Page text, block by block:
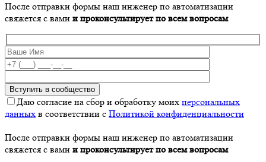
После отправки формы наш инженер по автоматизации
свяжется с вами и проконсультирует по всем вопросам
Даю согласие на сбор и обработку моих персональных
данных в соответствии с Политикой конфиденциальности
После отправки формы наш инженер по автоматизации
свяжется с вами и проконсультирует по всем вопросам